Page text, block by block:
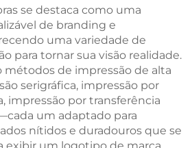
se destaca como uma
de branding e
uma variedade de
para tornar sua visão realidade.
métodos de impressão de alta
serigráfica, impressão por
impressão por transferência
um adaptado para
nítidos e duradouros que se